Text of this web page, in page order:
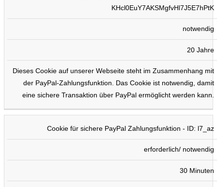
KHcl0EuY7AKSMgfvHl7J5E7hPtK
notwendig
20 Jahre
Dieses Cookie auf unserer Webseite steht im Zusammenhang mit
der PayPal-Zahlungsfunktion. Das Cookie ist notwendig, damit
eine sichere Transaktion über PayPal ermöglicht werden kann.
Cookie für sichere PayPal Zahlungsfunktion - ID: l7_az
erforderlich/ notwendig
30 Minuten